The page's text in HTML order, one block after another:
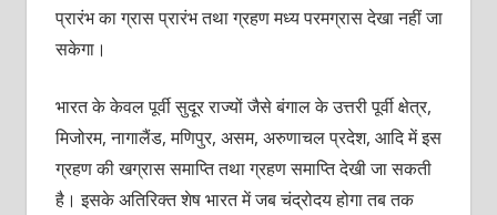
प्रारंभ का ग्रास प्रारंभ तथा ग्रहण मध्य परमग्रास देखा नहीं जा
सकेगा।
भारत के केवल पूर्वी सुदूर राज्यों जैसे बंगाल के उत्तरी पूर्वी क्षेत्र,
मिजोरम, नागालैंड, मणिपुर, असम, अरुणाचल प्रदेश, आदि में इस
ग्रहण की खग्रास समाप्ति तथा ग्रहण समाप्ति देखी जा सकती
है। इसके अतिरिक्त शेष भारत में जब चंद्रोदय होगा तब तक